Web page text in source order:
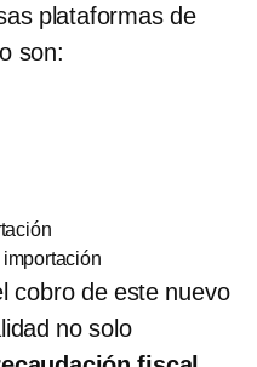
plataformas de
son:
cobro de este nuevo
no solo